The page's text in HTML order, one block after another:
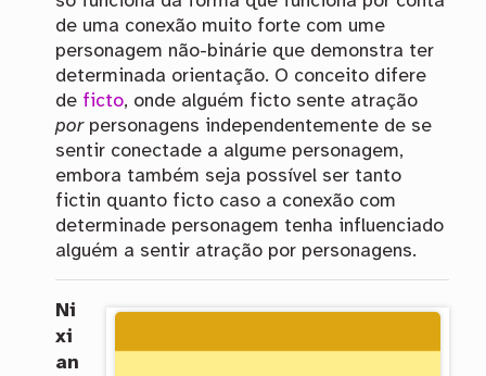
de uma conexão muito forte com ume
personagem não-binárie que demonstra ter
determinada orientação. O conceito difere
de ficto, onde alguém ficto sente atração
porpersonagens independentemente de se
sentir conectade a algume personagem,
embora também seja possível ser tanto
fictin quanto ficto caso a conexão com
determinade personagem tenha influenciado
alguém a sentir atração por personagens.
Ni
xi
an